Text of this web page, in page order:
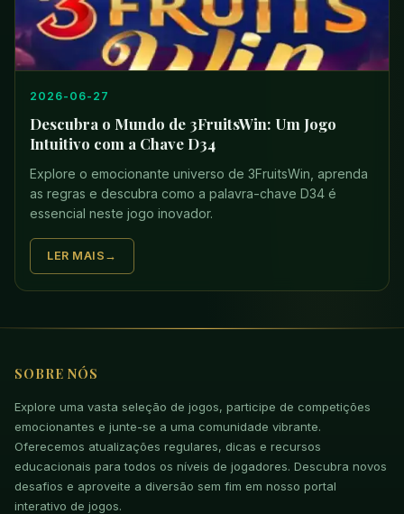
2026-06-27
Descubra o Mundo de 3FruitsWin: Um Jogo
Intuitivo com a Chave D34
Explore o emocionante universo de 3FruitsWin, aprenda
as regras e descubra como a palavra-chave D34 é
essencial neste jogo inovador.
LER MAIS
SOBRE NÓS
Explore uma vasta seleção de jogos, participe de competições
emocionantes e junte-se a uma comunidade vibrante.
Oferecemos atualizações regulares, dicas e recursos
educacionais para todos os níveis de jogadores. Descubra novos
desafios e aproveite a diversão sem fim em nosso portal
interativo de jogos.